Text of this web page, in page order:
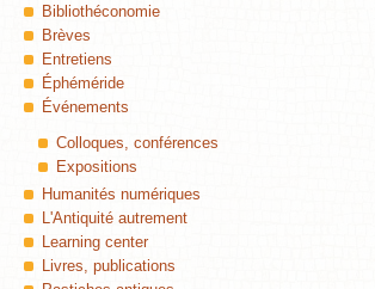
Bibliothéconomie
Brèves
Entretiens
Éphéméride
Événements
Colloques, conférences
Expositions
Humanités numériques
L'Antiquité autrement
Learning center
Livres, publications